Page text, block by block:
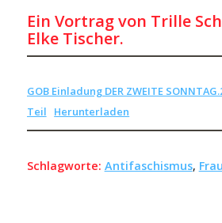
Ein Vortrag von Trille
Elke Tischer.
GOB Einladung DER ZWEITE
Teil
Herunterladen
Schlagworte: Antifaschismus,